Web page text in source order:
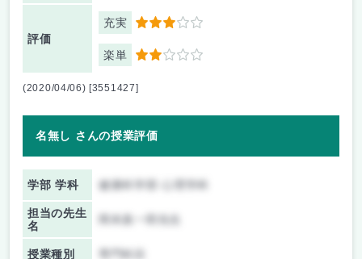
評価
充実 3
楽単 2
(2020/04/06) [3551427]
名無し さんの授業評価
学部 学科 健康科学部 心理学科
担当の先生
名
授業種別